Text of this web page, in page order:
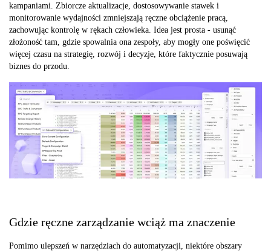
kampaniami. Zbiorcze aktualizacje, dostosowywanie stawek i
monitorowanie wydajności zmniejszają ręczne obciążenie pracą,
zachowując kontrolę w rękach człowieka. Idea jest prosta - usunąć
złożoność tam, gdzie spowalnia ona zespoły, aby mogły one poświęcić
więcej czasu na strategię, rozwój i decyzje, które faktycznie posuwają
biznes do przodu.
Gdzie ręczne zarządzanie wciąż ma znaczenie
Pomimo ulepszeń w narzędziach do automatyzacji, niektóre obszary